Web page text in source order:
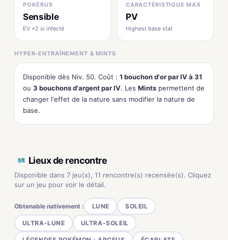
POKÉRUS
Sensible
EV ×2 si infecté
CARACTÉRISTIQUE MAX
PV
Highest base stat
HYPER-ENTRAÎNEMENT & MINTS
Disponible dès Niv. 50. Coût : 1 bouchon d'or par IV à 31
ou 3 bouchons d'argent par IV. Les Mints permettent de
changer l'effet de la nature sans modifier la nature de
base.
Lieux de rencontre
Disponible dans 7 jeu(x), 11 rencontre(s) recensée(s). Cliquez
sur un jeu pour voir le détail.
Obtenable nativement : LUNE SOLEIL
ULTRA-LUNE ULTRA-SOLEIL